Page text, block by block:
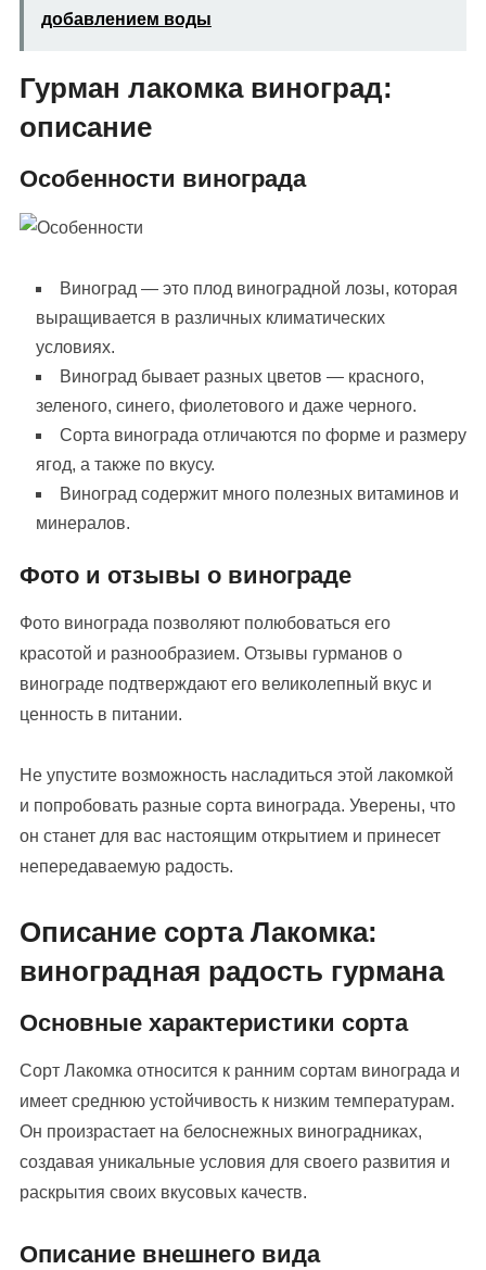
добавлением воды
Гурман лакомка виноград:
описание
Особенности винограда
Виноград — это плод виноградной лозы, которая
выращивается в различных климатических
условиях.
Виноград бывает разных цветов — красного,
зеленого, синего, фиолетового и даже черного.
Сорта винограда отличаются по форме и размеру
ягод, а также по вкусу.
Виноград содержит много полезных витаминов и
минералов.
Фото и отзывы о винограде
Фото винограда позволяют полюбоваться его
красотой и разнообразием. Отзывы гурманов о
винограде подтверждают его великолепный вкус и
ценность в питании.
Не упустите возможность насладиться этой лакомкой
и попробовать разные сорта винограда. Уверены, что
он станет для вас настоящим открытием и принесет
непередаваемую радость.
Описание сорта Лакомка:
виноградная радость гурмана
Основные характеристики сорта
Сорт Лакомка относится к ранним сортам винограда и
имеет среднюю устойчивость к низким температурам.
Он произрастает на белоснежных виноградниках,
создавая уникальные условия для своего развития и
раскрытия своих вкусовых качеств.
Описание внешнего вида